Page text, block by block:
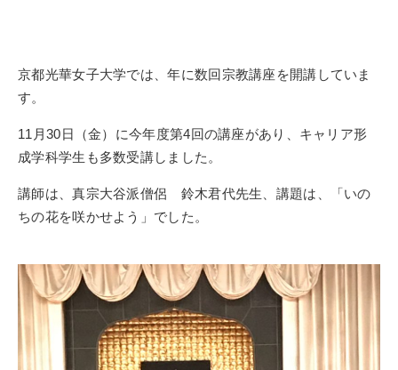
京都光華女子大学では、年に数回宗教講座を開講していま
す。
11月30日（金）に今年度第4回の講座があり、キャリア形
成学科学生も多数受講しました。
講師は、真宗大谷派僧侶 鈴木君代先生、講題は、「いの
ちの花を咲かせよう」でした。